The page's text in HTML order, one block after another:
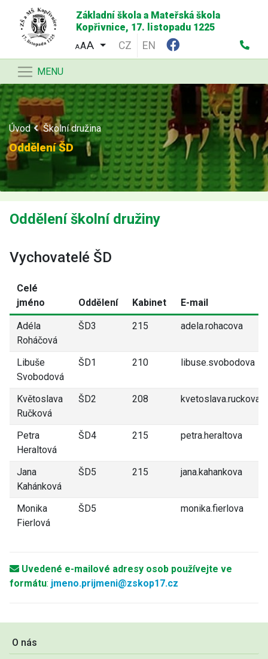
Základní škola a Mateřská škola
Kopřivnice, 17. listopadu 1225
AA CZ EN
MENU
Úvod Školní družina
Oddělení ŠD
O nás
Oddělení školní družiny
Vychovatelé ŠD
Celé
jméno
Oddělení Kabinet E-mail
Adéla
Roháčová
ŠD3 215 adela.rohacova
Libuše
Svobodová
ŠD1 210 libuse.svobodova
Květoslava
Ručková
ŠD2 208 kvetoslava.ruckova
Petra
Heraltová
ŠD4 215 petra.heraltova
Jana
Kahánková
ŠD5 215 jana.kahankova
Monika
Fierlová
ŠD5 monika.fierlova
Uvedené e-mailové adresy osob používejte ve
formátu: jmeno.prijmeni@zskop17.cz